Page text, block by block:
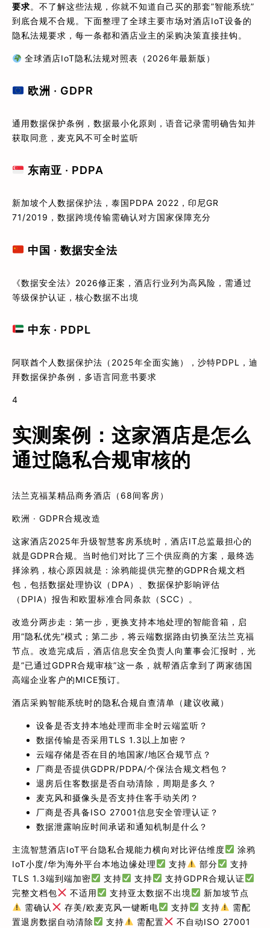
要求。不了解这些法规，你就不知道自己买的那套”智能系统”
到底合规不合规。下面整理了全球主要市场对酒店IoT设备的
隐私法规要求，每一条都和酒店业主的采购决策直接挂钩。
全球酒店IoT隐私法规对照表（2026年最新版）
欧洲 · GDPR
通用数据保护条例，数据最小化原则，语音记录需明确告知并
获取同意，麦克风不可全时监听
东南亚 · PDPA
新加坡个人数据保护法，泰国PDPA 2022，印尼GR
71/2019，数据跨境传输需确认对方国家保障充分
中国 · 数据安全法
《数据安全法》2026修正案，酒店行业列为高风险，需通过
等级保护认证，核心数据不出境
中东 · PDPL
阿联酋个人数据保护法（2025年全面实施），沙特PDPL，迪
拜数据保护条例，多语言同意书要求
4
实测案例：这家酒店是怎么
通过隐私合规审核的
法兰克福某精品商务酒店（68间客房）
欧洲 · GDPR合规改造
这家酒店2025年升级智慧客房系统时，酒店IT总监最担心的
就是GDPR合规。当时他们对比了三个供应商的方案，最终选
择涂鸦，核心原因就是：涂鸦能提供完整的GDPR合规文档
包，包括数据处理协议（DPA）、数据保护影响评估
（DPIA）报告和欧盟标准合同条款（SCC）。
改造分两步走：第一步，更换支持本地处理的智能音箱，启
用”隐私优先”模式；第二步，将云端数据路由切换至法兰克福
节点。改造完成后，酒店信息安全负责人向董事会汇报时，光
是”已通过GDPR合规审核”这一条，就帮酒店拿到了两家德国
高端企业客户的MICE预订。
酒店采购智能系统时的隐私合规自查清单（建议收藏）
设备是否支持本地处理而非全时云端监听？
数据传输是否采用TLS 1.3以上加密？
云端存储是否在目的地国家/地区合规节点？
厂商是否提供GDPR/PDPA/个保法合规文档包？
退房后住客数据是否自动清除，周期是多久？
麦克风和摄像头是否支持住客手动关闭？
厂商是否具备ISO 27001信息安全管理认证？
数据泄露响应时间承诺和通知机制是什么？
主流智慧酒店IoT平台隐私合规能力横向对比评估维度
涂鸦
IoT小度/华为海外平台本地边缘处理
支持 部分
支持
TLS 1.3端到端加密
支持 支持
支持GDPR合规认证
完整文档包
不适用 支持亚太数据不出境
新加坡节点
需确认
存美/欧麦克风一键断电 支持 支持
需配
置退房数据自动清除
支持 需配置
不自动ISO 27001